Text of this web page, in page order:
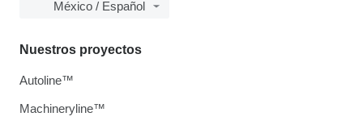
México / Español
Nuestros proyectos
Autoline™
Machineryline™